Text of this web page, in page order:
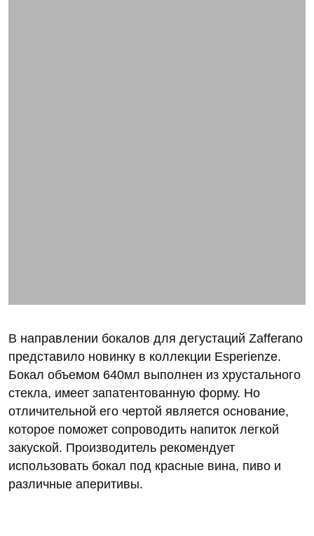
В направлении бокалов для дегустаций Zafferano
представило новинку в коллекции Esperienze.
Бокал объемом 640мл выполнен из хрустального
стекла, имеет запатентованную форму. Но
отличительной его чертой является основание,
которое поможет сопроводить напиток легкой
закуской. Производитель рекомендует
использовать бокал под красные вина, пиво и
различные аперитивы.